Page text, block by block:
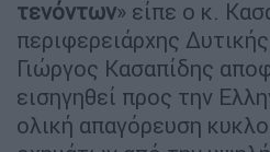
τενόντων» είπε ο κ.
περιφερειάρχης
Γιώργος Κασαπίδης
εισηγηθεί προς την
ολική απαγόρευση